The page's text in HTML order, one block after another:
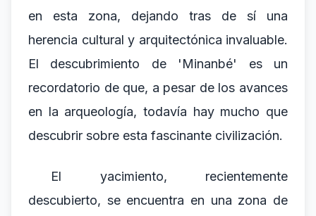
en esta zona, dejando tras de sí una
herencia cultural y arquitectónica invaluable.
El descubrimiento de 'Minanbé' es un
recordatorio de que, a pesar de los avances
en la arqueología, todavía hay mucho que
descubrir sobre esta fascinante civilización.
El yacimiento, recientemente
descubierto, se encuentra en una zona de